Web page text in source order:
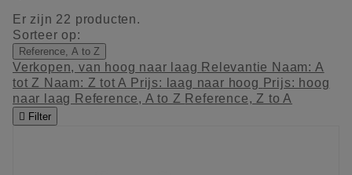
Er zijn 22 producten.
Sorteer op:
Reference, A to Z
Verkopen, van hoog naar laag Relevantie Naam: A
tot Z Naam: Z tot A Prijs: laag naar hoog Prijs: hoog
naar laag Reference, A to Z Reference, Z to A
 Filter